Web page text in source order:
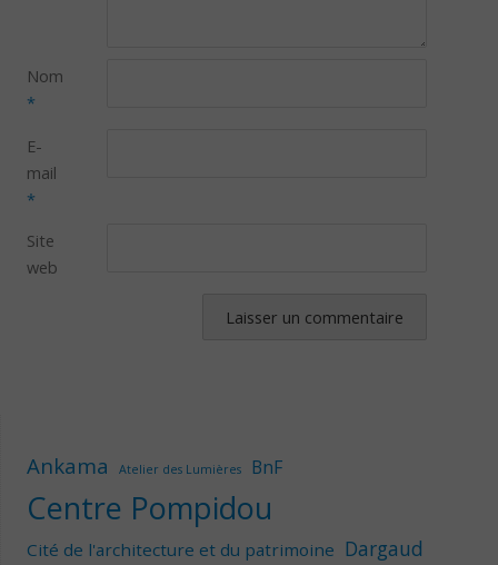
Nom
*
E-
mail
*
Site
web
Ankama Atelier des Lumières BnF
Centre Pompidou
Cité de l'architecture et du patrimoine Dargaud